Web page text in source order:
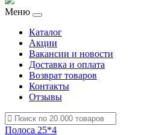
Меню
Каталог
Акции
Вакансии и новости
Доставка и оплата
Возврат товаров
Контакты
Отзывы
Полоса 25*4